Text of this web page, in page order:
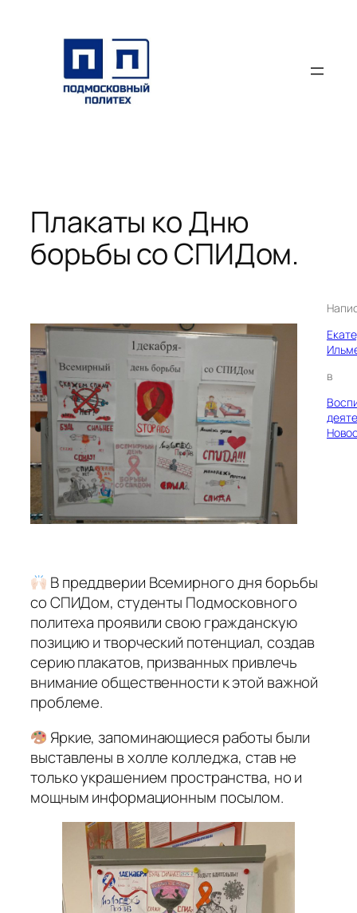
содержимому
Плакаты ко Дню
борьбы со СПИДом.
в
В преддверии Всемирного дня борьбы
со СПИДом, студенты Подмосковного
политеха проявили свою гражданскую
позицию и творческий потенциал, создав
серию плакатов, призванных привлечь
внимание общественности к этой важной
проблеме.
Яркие, запоминающиеся работы были
выставлены в холле колледжа, став не
только украшением пространства, но и
мощным информационным посылом.